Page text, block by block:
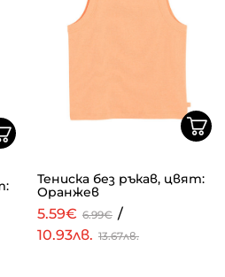
Тениска без ръкав, цвят:
Оранжев
5.59€ 6.99€ /
10.93лв. 13.67лв.